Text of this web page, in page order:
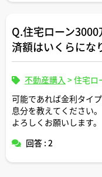
Q.住宅ローン
済額はいくらにな
不動産購入 >住宅ロ
可能であれば金利タイ
息分を教えてください。
よろしくお願いします。
回答 : 2